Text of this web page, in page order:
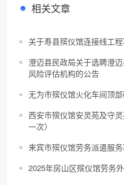
相关文章
关于寿县殡仪馆连接线工
澄迈县民政局关于选聘澄
风险评估机构的公告
无为市殡仪馆火化车间顶
西安市殡仪馆安灵苑及守
一次）
来宾市殡仪馆劳务派遣服
2025年房山区殡仪馆劳务